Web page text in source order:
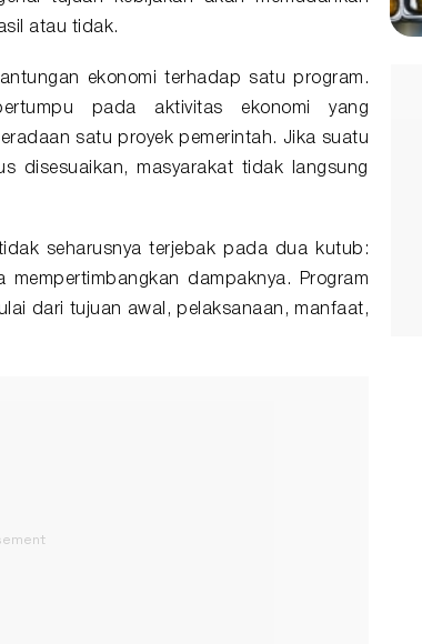
atau tidak.
ekonomi terhadap satu program.
pada aktivitas ekonomi yang
satu proyek pemerintah. Jika suatu
disesuaikan, masyarakat tidak langsung
seharusnya terjebak pada dua kutub:
dampaknya. Program
dari tujuan awal, pelaksanaan, manfaat,